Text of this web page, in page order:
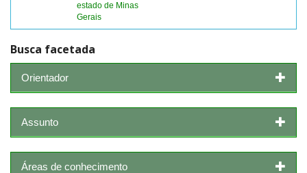
estado de Minas
Gerais
Busca facetada
Orientador
Assunto
Áreas de conhecimento